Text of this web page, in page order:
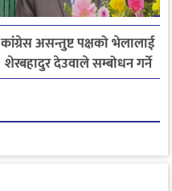
कांग्रेस असन्तुष्ट पक्षको भेलालाई
शेरबहादुर देउवाले सम्बोधन गर्ने